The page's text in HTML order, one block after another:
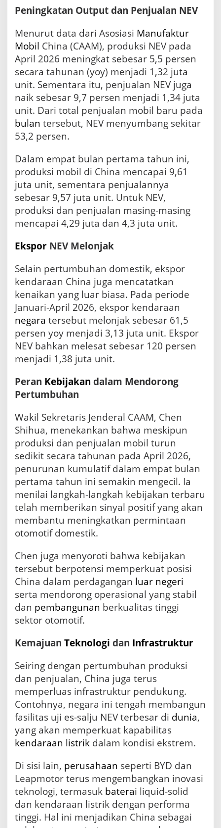
i
t
r
i
k
d
C
h
i
a
c
a
t
t
S
i
i
a
n
p
d
a
A
p
r
l
Peningkatan Output dan Penjualan NEV
Menurut data dari Asosiasi Manufaktur
Mobil China (CAAM), produksi NEV pada
April 2026 meningkat sebesar 5,5 persen
secara tahunan (yoy) menjadi 1,32 juta
unit. Sementara itu, penjualan NEV juga
naik sebesar 9,7 persen menjadi 1,34 juta
unit. Dari total penjualan mobil baru pada
bulan tersebut, NEV menyumbang sekitar
53,2 persen.
Dalam empat bulan pertama tahun ini,
produksi mobil di China mencapai 9,61
juta unit, sementara penjualannya
sebesar 9,57 juta unit. Untuk NEV,
produksi dan penjualan masing-masing
mencapai 4,29 juta dan 4,3 juta unit.
Ekspor NEV Melonjak
Selain pertumbuhan domestik, ekspor
kendaraan China juga mencatatkan
kenaikan yang luar biasa. Pada periode
Januari-April 2026, ekspor kendaraan
negara tersebut melonjak sebesar 61,5
persen yoy menjadi 3,13 juta unit. Ekspor
NEV bahkan melesat sebesar 120 persen
menjadi 1,38 juta unit.
Peran Kebijakan dalam Mendorong
Pertumbuhan
Wakil Sekretaris Jenderal CAAM, Chen
Shihua, menekankan bahwa meskipun
produksi dan penjualan mobil turun
sedikit secara tahunan pada April 2026,
penurunan kumulatif dalam empat bulan
pertama tahun ini semakin mengecil. Ia
menilai langkah-langkah kebijakan terbaru
telah memberikan sinyal positif yang akan
membantu meningkatkan permintaan
otomotif domestik.
Chen juga menyoroti bahwa kebijakan
tersebut berpotensi memperkuat posisi
China dalam perdagangan luar negeri
serta mendorong operasional yang stabil
dan pembangunan berkualitas tinggi
sektor otomotif.
Kemajuan Teknologi dan Infrastruktur
Seiring dengan pertumbuhan produksi
dan penjualan, China juga terus
memperluas infrastruktur pendukung.
Contohnya, negara ini tengah membangun
fasilitas uji es-salju NEV terbesar di dunia,
yang akan memperkuat kapabilitas
kendaraan listrik dalam kondisi ekstrem.
Di sisi lain, perusahaan seperti BYD dan
Leapmotor terus mengembangkan inovasi
teknologi, termasuk baterai liquid-solid
dan kendaraan listrik dengan performa
tinggi. Hal ini menjadikan China sebagai